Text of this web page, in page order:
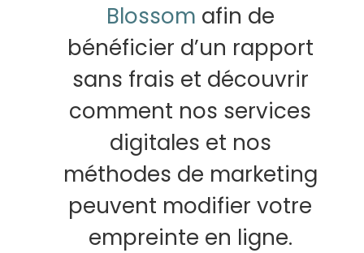
Blossom afin de
bénéficier d’un rapport
sans frais et découvrir
comment nos services
digitales et nos
méthodes de marketing
peuvent modifier votre
empreinte en ligne.